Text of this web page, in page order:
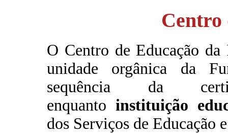
Centro
O Centro de Educação
unidade orgânica da
sequência da
enquanto instituição
dos Serviços de Educação